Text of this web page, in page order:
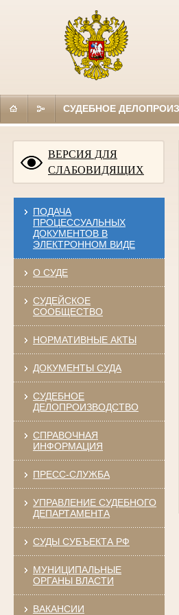
СУДЕБНОЕ
ВЕРСИЯ ДЛЯ
СЛАБОВИДЯЩИХ
ПОДАЧА
ПРОЦЕССУАЛЬНЫХ
ДОКУМЕНТОВ В
ЭЛЕКТРОННОМ ВИДЕ
О СУДЕ
СУДЕЙСКОЕ
СООБЩЕСТВО
НОРМАТИВНЫЕ АКТЫ
ДОКУМЕНТЫ СУДА
СУДЕБНОЕ
ДЕЛОПРОИЗВОДСТВО
СПРАВОЧНАЯ
ИНФОРМАЦИЯ
ПРЕСС-СЛУЖБА
УПРАВЛЕНИЕ СУДЕБНОГО
ДЕПАРТАМЕНТА
СУДЫ СУБЪЕКТА РФ
МУНИЦИПАЛЬНЫЕ
ОРГАНЫ ВЛАСТИ
ВАКАНСИИ